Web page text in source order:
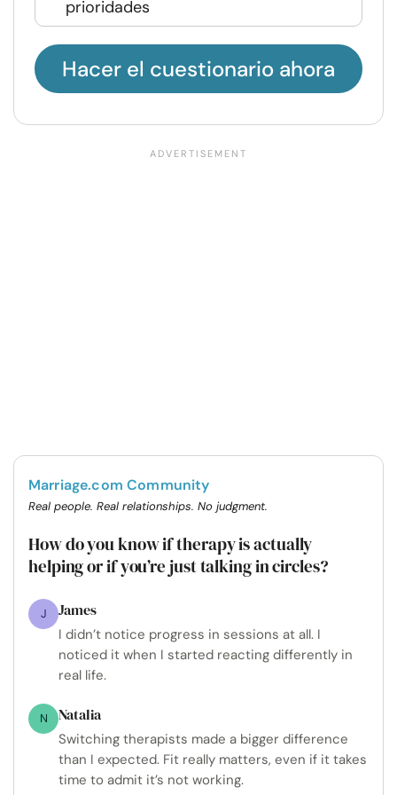
prioridades
Hacer el cuestionario ahora
Marriage.com Community
Real people. Real relationships. No judgment.
How do you know if therapy is actually
helping or if you’re just talking in circles?
J James
I didn’t notice progress in sessions at all. I
noticed it when I started reacting differently in
real life.
N Natalia
Switching therapists made a bigger difference
than I expected. Fit really matters, even if it takes
time to admit it’s not working.